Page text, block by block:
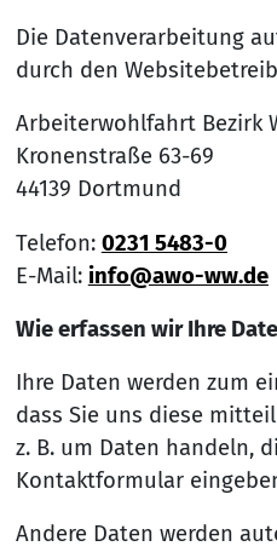
Die Datenverarbeitung
durch den
Arbeiterwohlfahrt Bezirk
Kronenstraße 63-69
44139 Dortmund
Telefon: 0231 5483-0
E-Mail: info@awo-ww.de
Wie erfassen wir Ihre
Ihre Daten werden zum
dass Sie uns diese
z. B. um Daten handeln,
Kontaktformular
Andere Daten werden